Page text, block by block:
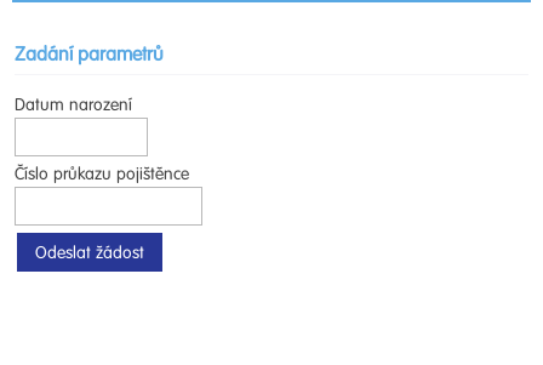
Zadání parametrů
Datum narození
Číslo průkazu pojištěnce